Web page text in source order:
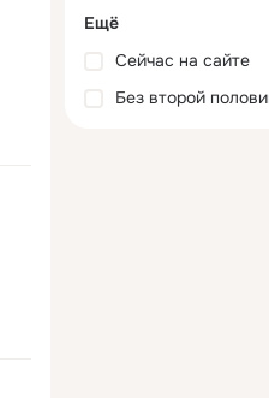
Ещё
Сейчас на сайте
Без второй